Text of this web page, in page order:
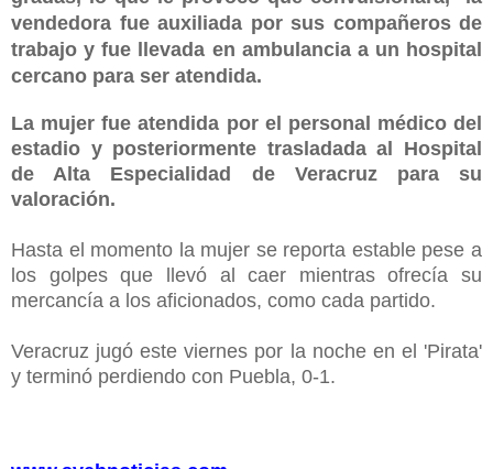
vendedora fue auxiliada por sus compañeros de
trabajo y fue llevada en ambulancia a un hospital
cercano para ser atendida.
La mujer fue atendida por el personal médico del
estadio y posteriormente trasladada al Hospital
de Alta Especialidad de Veracruz para su
valoración.
Hasta el momento la mujer se reporta estable pese a
los golpes que llevó al caer mientras ofrecía su
mercancía a los aficionados, como cada partido.
Veracruz jugó este viernes por la noche en el 'Pirata'
y terminó perdiendo con Puebla, 0-1.